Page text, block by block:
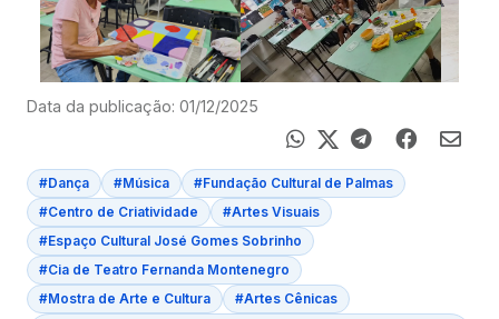
Data da publicação: 01/12/2025
#Dança #Música
#Fundação Cultural de Palmas
#Centro de Criatividade
#Artes Visuais
#Espaço Cultural José Gomes Sobrinho
#Cia de Teatro Fernanda Montenegro
#Mostra de Arte e Cultura
#Artes Cênicas